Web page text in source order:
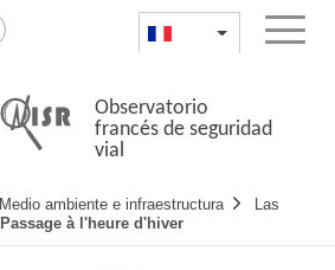
List additional
Menu
Observatorio
francés de seguridad
vial
Medio ambiente e infraestructura
Las
Passage à l'heure d'hiver